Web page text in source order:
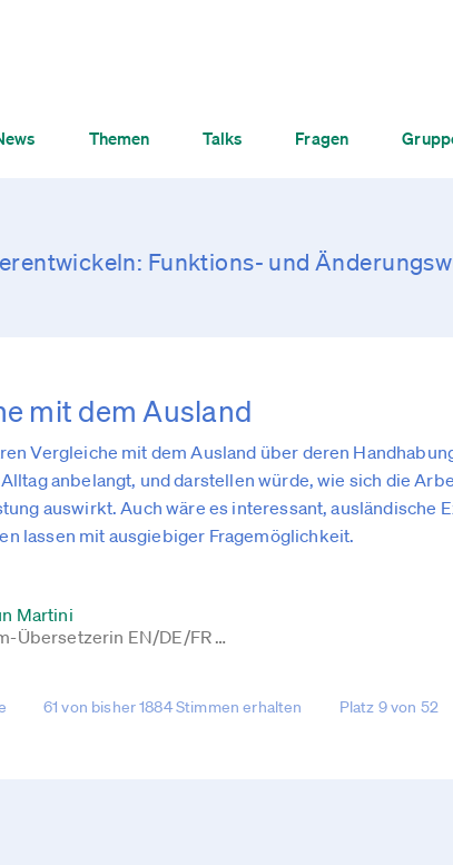
Themen Talks Fragen
Funktions- und
mit dem Ausland
Vergleiche mit dem Ausland über deren
anbelangt, und darstellen würde, wie sich die
auswirkt. Auch wäre es interessant, ausländische
lassen mit ausgiebiger Fragemöglichkeit.
Martini
Übersetzerin EN/DE/FR …
61 von bisher 1884 Stimmen erhalten Platz 9 von 52